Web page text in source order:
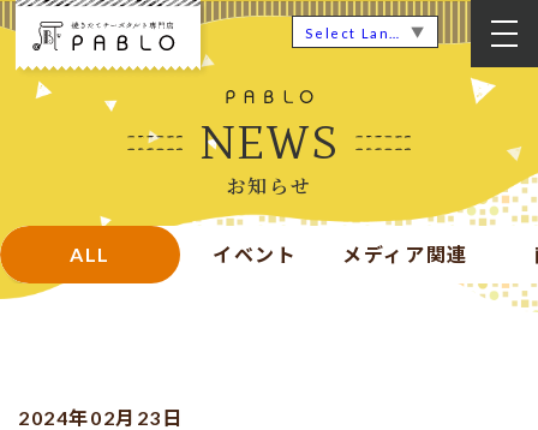
▼
NEWS
お知らせ
ALL イベント メディア関連
2024年02月23日